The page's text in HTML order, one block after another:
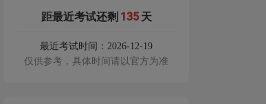
距最近考试还剩 135 天
最近考试时间：2026-12-19
仅供参考，具体时间请以官方为准